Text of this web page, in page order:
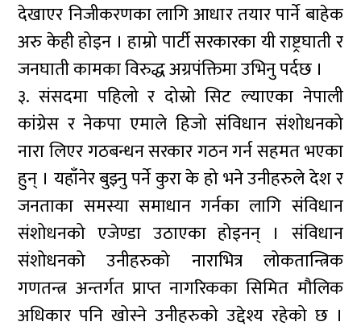
देखाएर निजीकरणका लागि आधार तयार पार्ने बाहेक
अरु केही होइन । हाम्रो पार्टी सरकारका यी राष्ट्रघाती र
जनघाती कामका विरुद्ध अग्रपंक्तिमा उभिनु पर्दछ ।
३. संसदमा पहिलो र दोस्रो सिट ल्याएका नेपाली
कांग्रेस र नेकपा एमाले हिजो संविधान संशोधनको
नारा लिएर गठबन्धन सरकार गठन गर्न सहमत भएका
हुन् । यहाँनेर बुझ्नु पर्ने कुरा के हो भने उनीहरुले देश र
जनताका समस्या समाधान गर्नका लागि संविधान
संशोधनको एजेण्डा उठाएका होइनन् । संविधान
संशोधनको उनीहरुको नाराभित्र लोकतान्त्रिक
गणतन्त्र अन्तर्गत प्राप्त नागरिकका सिमित मौलिक
अधिकार पनि खोस्ने उनीहरुको उद्देश्य रहेको छ ।